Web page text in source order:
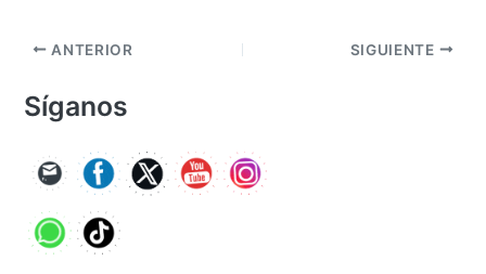
ANTERIOR SIGUIENTE
Síganos